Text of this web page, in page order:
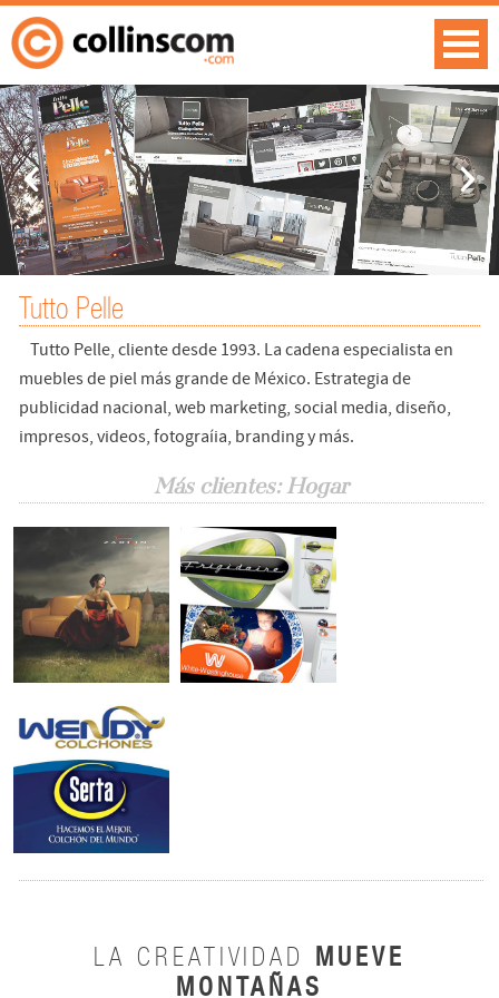
Tutto Pelle
Tutto Pelle, cliente desde 1993. La cadena especialista en
muebles de piel más grande de México. Estrategia de
publicidad nacional, web marketing, social media, diseño,
impresos, videos, fotograíia, branding y más.
Más clientes: Hogar
LA CREATIVIDAD MUEVE
MONTAÑAS